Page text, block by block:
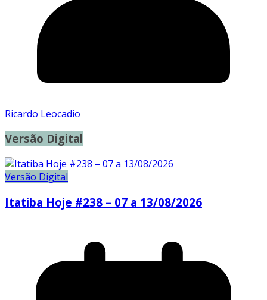
Ricardo Leocadio
Versão Digital
Versão Digital
Itatiba Hoje #238 – 07 a 13/08/2026